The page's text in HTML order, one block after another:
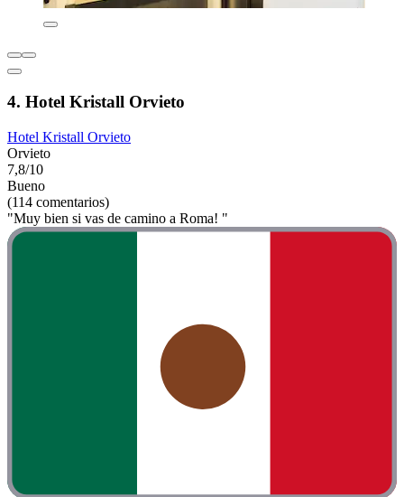
4. Hotel Kristall Orvieto
Hotel Kristall Orvieto
Orvieto
7,8/10
Bueno
(114 comentarios)
"Muy bien si vas de camino a Roma! "